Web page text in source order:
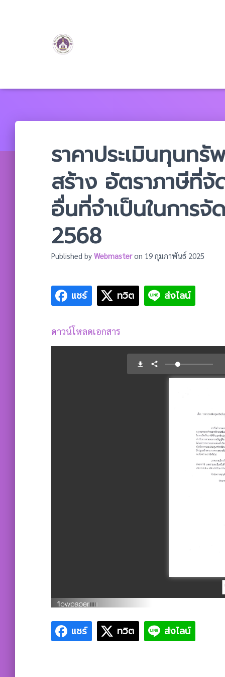
ราคาประเมินทุนท
สร้าง อัตราภาษีที่จั
อื่นที่จำเป็นในการ
2568
Published by Webmasteron 19 กุมภาพันธ์ 2025
แชร์ ทวิต ส่งไลน์
ดาวน์โหลดเอกสาร
แชร์ ทวิต ส่งไลน์